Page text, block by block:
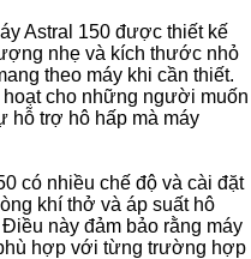
Astral 150 được thiết kế
nhẹ và kích thước nhỏ
theo máy khi cần thiết.
cho những người muốn
hỗ trợ hô hấp mà máy
có nhiều chế độ và cài đặt
khí thở và áp suất hô
này đảm bảo rằng máy
hợp với từng trường hợp